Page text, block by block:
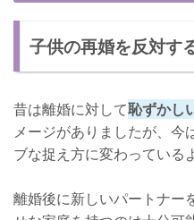
反対されても本気なら向き合お
親を安心させよう！
子供の再婚を反対す
昔は離婚に対して恥ずかし
メージがありましたが、今
ブな捉え方に変わっている
離婚後に新しいパートナー